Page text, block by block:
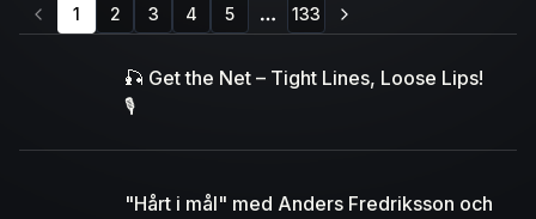
1 2 3 4 5 133
🎣 Get the Net – Tight Lines, Loose Lips!
🎙️
"Hårt i mål" med Anders Fredriksson och